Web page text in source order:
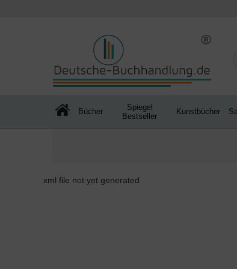
Bücher
Spiegel
Bestseller
Kunstbücher
xml file not yet generated